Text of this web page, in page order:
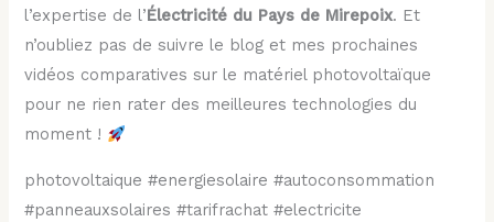
l’expertise de l’Électricité du Pays de Mirepoix. Et
n’oubliez pas de suivre le blog et mes prochaines
vidéos comparatives sur le matériel photovoltaïque
pour ne rien rater des meilleures technologies du
moment !
photovoltaique #energiesolaire #autoconsommation
#panneauxsolaires #tarifrachat #electricite